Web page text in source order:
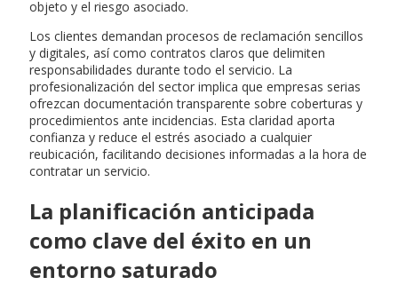
objeto y el riesgo asociado.
Los clientes demandan procesos de reclamación sencillos
y digitales, así como contratos claros que delimiten
responsabilidades durante todo el servicio. La
profesionalización del sector implica que empresas serias
ofrezcan documentación transparente sobre coberturas y
procedimientos ante incidencias. Esta claridad aporta
confianza y reduce el estrés asociado a cualquier
reubicación, facilitando decisiones informadas a la hora de
contratar un servicio.
La planificación anticipada
como clave del éxito en un
entorno saturado